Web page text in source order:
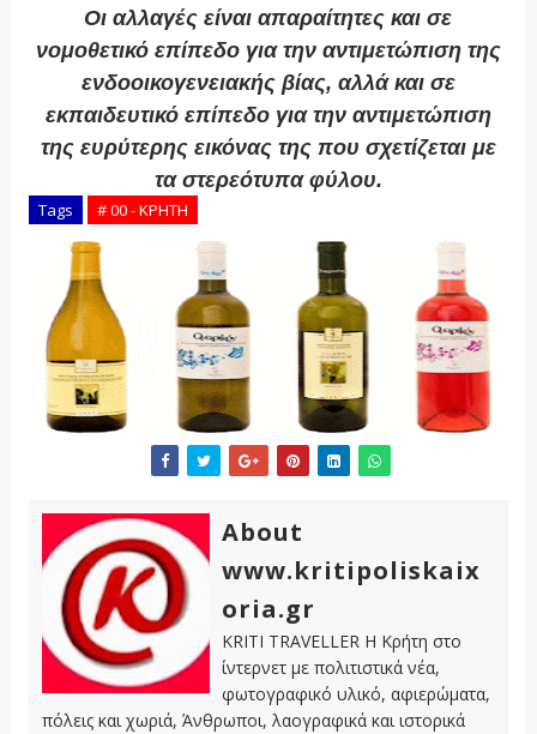
Οι αλλαγές είναι απαραίτητες και σε
νομοθετικό επίπεδο για την αντιμετώπιση της
ενδοοικογενειακής βίας, αλλά και σε
εκπαιδευτικό επίπεδο για την αντιμετώπιση
της ευρύτερης εικόνας της που σχετίζεται με
τα στερεότυπα φύλου.
Tags # 00 - ΚΡΗΤΗ
About
www.kritipoliskaix
oria.gr
KRITI TRAVELLER Η Κρήτη στο
ίντερνετ με πολιτιστικά νέα,
φωτογραφικό υλικό, αφιερώματα,
πόλεις και χωριά, Άνθρωποι, λαογραφικά και ιστορικά